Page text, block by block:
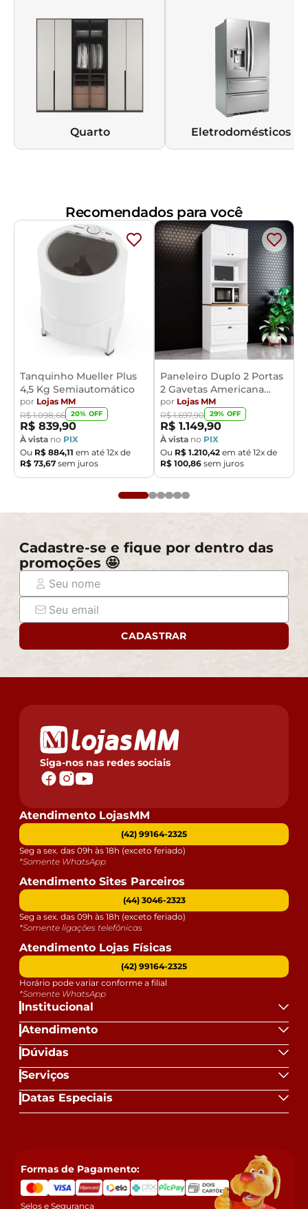
Quarto Eletrodomésticos
Recomendados para você
Tanquinho Mueller Plus
4,5 Kg Semiautomático
por Lojas MM
R$ 1.098,66 20% OFF
R$ 839,90
À vista no PIX
Ou R$ 884,11 em até 12x de
R$ 73,67 sem juros
Paneleiro Duplo 2 Portas
2 Gavetas Americana
Henn
por Lojas MM
R$ 1.697,90 29% OFF
R$ 1.149,90
À vista no PIX
Ou R$ 1.210,42 em até 12x de
R$ 100,86 sem juros
Cadastre-se e fique por dentro das
promoções 🤩
CADASTRAR
Siga-nos nas redes sociais
Institucional
Atendimento
Dúvidas
Serviços
Datas Especiais
Atendimento LojasMM
(42) 99164-2325
Seg a sex. das 09h às 18h (exceto feriado)
*Somente WhatsApp
Atendimento Sites Parceiros
(44) 3046-2323
Seg a sex. das 09h às 18h (exceto feriado)
*Somente ligações telefônicas
Atendimento Lojas Físicas
(42) 99164-2325
Horário pode variar conforme a filial
*Somente WhatsApp
Formas de Pagamento:
Selos e Segurança